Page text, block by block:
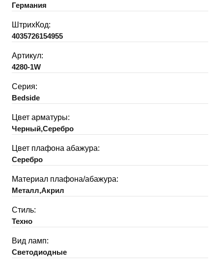
Германия
ШтрихКод:
4035726154955
Артикул:
4280-1W
Серия:
Bedside
Цвет арматуры:
Черный,Серебро
Цвет плафона абажура:
Серебро
Материал плафона/абажура:
Металл,Акрил
Стиль:
Техно
Вид ламп:
Светодиодные